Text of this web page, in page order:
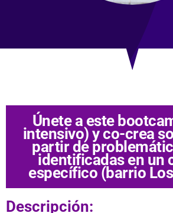
Únete a este
intensivo) y co-crea
partir de
identificadas en un
específico (barrio
Descripción: